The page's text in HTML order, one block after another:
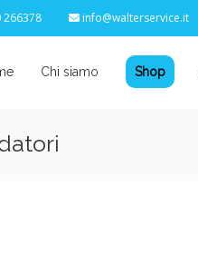
266378 info@walterservice.it
Chi siamo Shop